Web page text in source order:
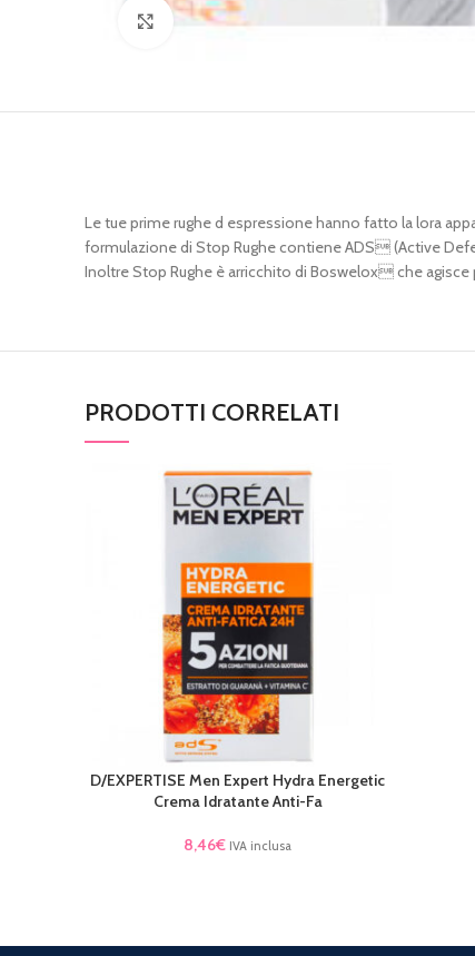
Clicca per ingrandire
Le tue prime rughe d espressione hanno fatto la lora
formulazione di Stop Rughe contiene ADS (Active
Inoltre Stop Rughe è arricchito di Boswelox che
PRODOTTI CORRELATI
AGGIUNGI AL CARRELLO
D/EXPERTISE Men Expert Hydra Energetic
Crema Idratante Anti-Fa
8,46€ IVA inclusa